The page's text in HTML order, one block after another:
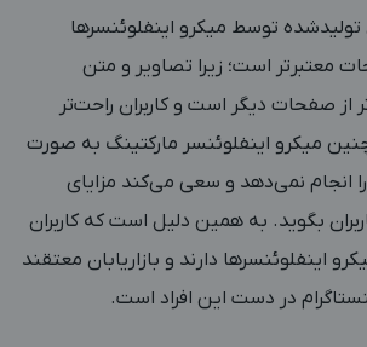
توسط میکرو اینفلوئنسرها
معتبرتر است؛ زیرا تصاویر و متن
صفحات دیگر است و کاربران راحت‌تر
میکرو اینفلوئنسر مارکتینگ به صورت
انجام نمی‌دهد و سعی می‌کند مزایای
بگوید. به همین دلیل است که کاربران
اینفلوئنسرها دارند و بازاریابان معتقند
در دست این افراد است.